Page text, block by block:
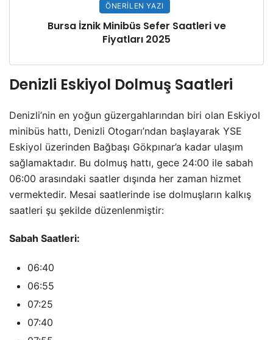
ÖNERILEN YAZI
Bursa İznik Minibüs Sefer Saatleri ve
Fiyatları 2025
Denizli Eskiyol Dolmuş Saatleri
Denizli’nin en yoğun güzergahlarından biri olan Eskiyol
minibüs hattı, Denizli Otogarı’ndan başlayarak YSE
Eskiyol üzerinden Bağbaşı Gökpınar’a kadar ulaşım
sağlamaktadır. Bu dolmuş hattı, gece 24:00 ile sabah
06:00 arasındaki saatler dışında her zaman hizmet
vermektedir. Mesai saatlerinde ise dolmuşların kalkış
saatleri şu şekilde düzenlenmiştir:
Sabah Saatleri:
06:40
06:55
07:25
07:40